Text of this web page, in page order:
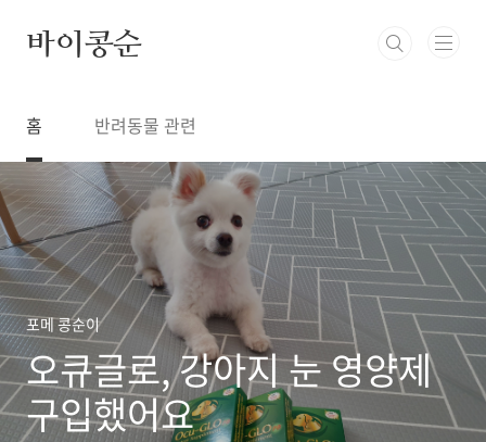
바이콩순
홈 반려동물 관련
포메 콩순이
오큐글로, 강아지 눈 영양제
구입했어요